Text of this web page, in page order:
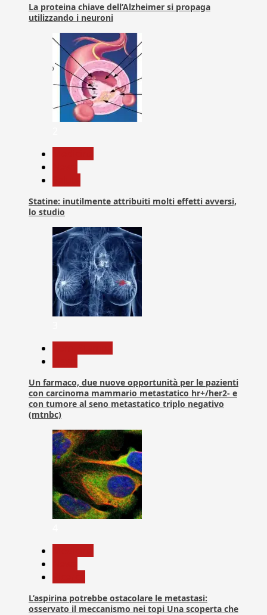
La proteina chiave dell’Alzheimer si propaga
utilizzando i neuroni
Statine: inutilmente attribuiti molti effetti avversi,
lo studio
Un farmaco, due nuove opportunità per le pazienti
con carcinoma mammario metastatico hr+/her2- e
con tumore al seno metastatico triplo negativo
(mtnbc)
L’aspirina potrebbe ostacolare le metastasi:
osservato il meccanismo nei topi Una scoperta che